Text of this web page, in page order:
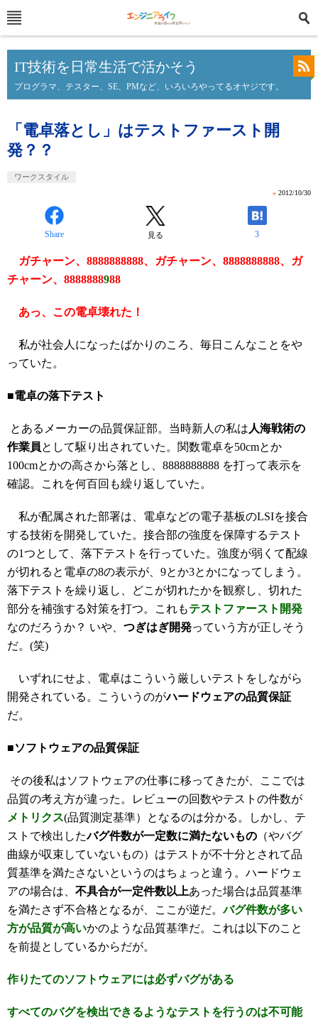
IT技術を日常生活で活かそう
プログラマ、テスター、SE、PMなど、いろいろやってるオヤジです。
「電卓落とし」はテストファースト開
発？？
ワークスタイル
» 2012/10/30
Share 見る 3
ガチャーン、8888888888、
ガチャーン、8888888888、ガ
チャーン、8888888988
あっ、この電卓壊れた！
私が社会人になったばかりのころ、毎日こんなことをや
っていた。
■電卓の落下テスト
とあるメーカーの品質保証部。当時新人の私は 人海戦術の
作業員として駆り出されていた。関数電卓を50cmとか
100cmとかの高さから落とし、8888888888 を打って表示を
確認。これを何百回も繰り返していた。
私が配属された部署は、電卓などの電子基板のLSIを接合
する技術を開発していた。接合部の強度を保障するテスト
の1つとして、落下テストを行っていた。強度が弱くて配線
が切れると電卓の8の表示が、9とか3とかになってしまう。
落下テストを繰り返し、どこが切れたかを観察し、切れた
部分を補強する対策を打つ。これもテストファースト 開発
なのだろうか？ いや、 つぎはぎ開発っていう方が正しそう
だ。(笑)
いずれにせよ、電卓はこういう厳しいテストをしながら
開発されている。こういうのがハードウェアの品質保証
だ。
■ソフトウェアの品質保証
その後私はソフトウェアの仕事に移ってきたが、ここでは
品質の考え方が違った。レビューの回数やテストの件数が
メトリクス(品質測定基準）となるのは分かる。しかし、テ
ストで検出したバグ件数が一定数に満たないもの （やバグ
曲線が収束していないもの）はテストが不十分とされて品
質基準を満たさないというのはちょっと違う。ハードウェ
アの場合は、 不具合が一定件数以上あった場合は品質基準
を満たさず不合格となるが、ここが逆だ。バグ件数が多い
方が品質が高いかのような品質基準だ。これは以下のこと
を前提としているからだが。
作りたてのソフトウェアには必ずバグがある
すべてのバグを検出できるようなテストを行うのは不可能